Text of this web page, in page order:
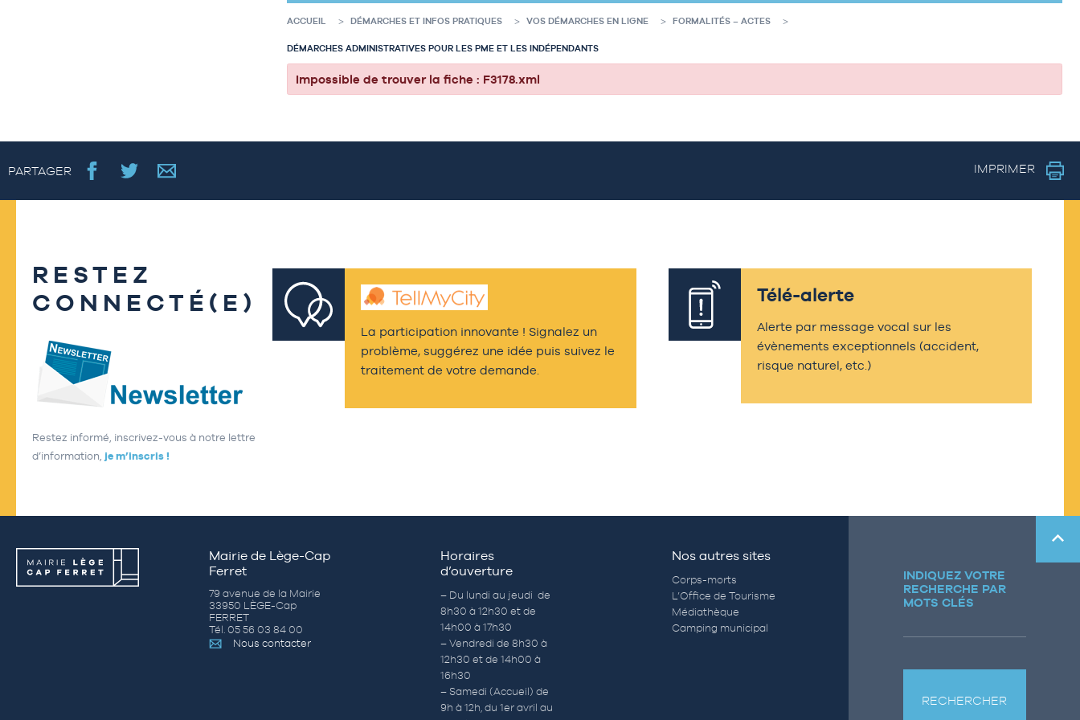
ACCUEIL DÉMARCHES ET INFOS PRATIQUES VOS DÉMARCHES EN LIGNE FORMALITÉS – ACTES
DÉMARCHES ADMINISTRATIVES POUR LES PME ET LES INDÉPENDANTS
Impossible de trouver la fiche : F3178.xml
PARTAGER IMPRIMER
RESTEZ
CONNECTÉ(E)
Restez informé, inscrivez-vous à notre lettre
d’information, je m’inscris !
La participation innovante ! Signalez un
problème, suggérez une idée puis suivez le
traitement de votre demande.
Télé-alerte
Alerte par message vocal sur les
évènements exceptionnels (accident,
risque naturel, etc.)
Mairie de Lège-Cap
Ferret
79 avenue de la Mairie
33950 LÈGE-Cap
FERRET
Tél. 05 56 03 84 00
Nous contacter
Horaires
d’ouverture
– Du lundi au jeudi de
8h30 à 12h30 et de
14h00 à 17h30
– Vendredi de 8h30 à
12h30 et de 14h00 à
16h30
– Samedi (Accueil) de
9h à 12h, du 1er avril au
Nos autres sites
Corps-morts
L’Office de Tourisme
Médiathèque
Camping municipal
INDIQUEZ VOTRE
RECHERCHE PAR
MOTS CLÉS
RECHERCHER